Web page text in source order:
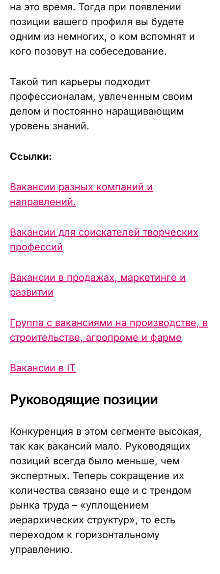
на это время. Тогда при появлении
позиции вашего профиля вы будете
одним из немногих, о ком вспомнят и
кого позовут на собеседование.
Такой тип карьеры подходит
профессионалам, увлеченным своим
делом и постоянно наращивающим
уровень знаний.
Ссылки:
Вакансии разных компаний и
направлений.
Вакансии для соискателей творческих
профессий
Вакансии в продажах, маркетинге и
развитии
Группа с вакансиями на производстве, в
строительстве, агропроме и фарме
Вакансии в IT
Руководящие позиции
Конкуренция в этом сегменте высокая,
так как вакансий мало. Руководящих
позиций всегда было меньше, чем
экспертных. Теперь сокращение их
количества связано еще и с трендом
рынка труда – «уплощением
иерархических структур», то есть
переходом к горизонтальному
управлению.